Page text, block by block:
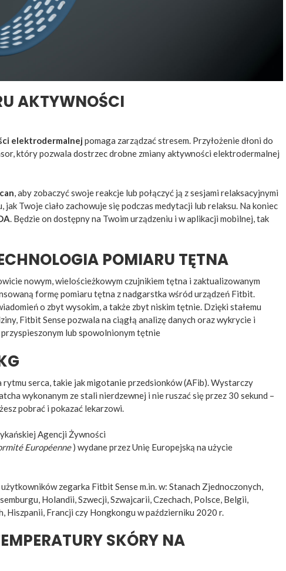
AKTYWNOŚCI
elektrodermalnej pomaga zarządzać stresem. Przyłożenie dłoni do
który pozwala dostrzec drobne zmiany aktywności elektrodermalnej
, aby zobaczyć swoje reakcje lub połączyć ją z sesjami relaksacyjnymi
Twoje ciało zachowuje się podczas medytacji lub relaksu. Na koniec
. Będzie on dostępny na Twoim urządzeniu i w aplikacji mobilnej, tak
POMIARU TĘTNA
nowym, wielościeżkowym czujnikiem tętna i zaktualizowanym
formę pomiaru tętna z nadgarstka wśród urządzeń Fitbit.
o zbyt wysokim, a także zbyt niskim tętnie. Dzięki stałemu
Fitbit Sense pozwala na ciągłą analizę danych oraz wykrycie i
lub spowolnionym tętnie
serca, takie jak migotanie przedsionków (AFib). Wystarczy
wykonanym ze stali nierdzewnej i nie ruszać się przez 30 sekund –
pobrać i pokazać lekarzowi.
Agencji Żywności
Européenne) wydane przez Unię Europejską na użycie
zegarka Fitbit Sense m.in. w: Stanach Zjednoczonych,
Holandii, Szwecji, Szwajcarii, Czechach, Polsce, Belgii,
Hiszpanii, Francji czy Hongkongu w październiku 2020 r.
SKÓRY NA